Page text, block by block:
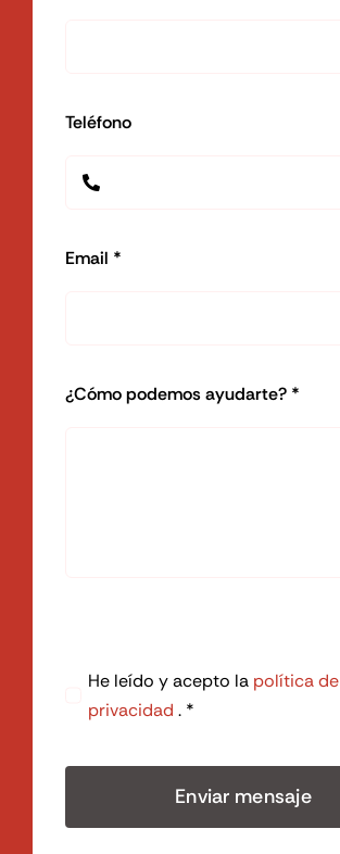
Teléfono
Email *
¿Cómo podemos ayudarte? *
He leído y acepto la política de
privacidad. *
Enviar mensaje